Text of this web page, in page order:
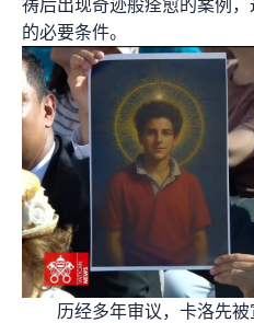
祷后出现奇迹般痊愈的案例
的必要条件。
历经多年审议，卡洛先